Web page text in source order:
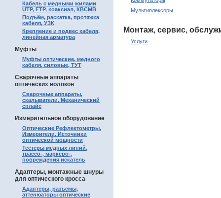
Кабель с медными жилами
UTP, FTP, коаксиал, КВСМВ
Подъём, раскатка, протяжка
кабеля, УЗК
Крепление и подвес кабеля,
линейная арматура
Муфты
Муфты оптические, медного
кабеля, силовые, ТУТ
Сварочные аппараты
оптических волокон
Сварочные аппараты,
скалыватели, Механический
сплайс
Измерительное оборудование
Оптические Рефлектометры,
Измерители, Источники
оптической мощности
Тестеры медных линий,
трассо-, маркеро-,
повреждения искатель
Адаптеры, монтажные шнуры
для оптического кросса
Адаптеры, разъемы,
аттенюаторы оптические
Мультиплексоры
Монтаж, сервис,
Услуги